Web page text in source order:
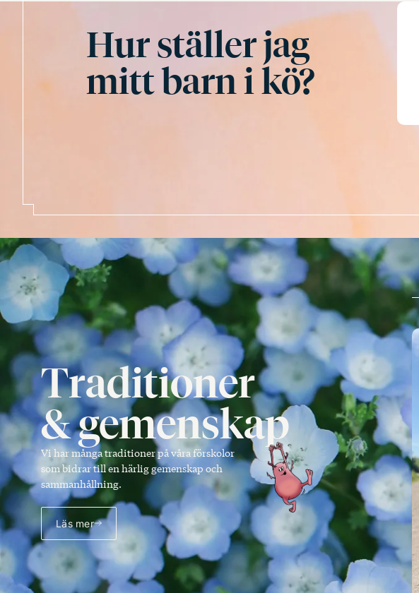
Hur ställer jag
mitt barn i kö?
Traditioner
& gemenskap
Vi har många traditioner på våra förskolor
som bidrar till en härlig gemenskap och
sammanhållning.
Läs mer